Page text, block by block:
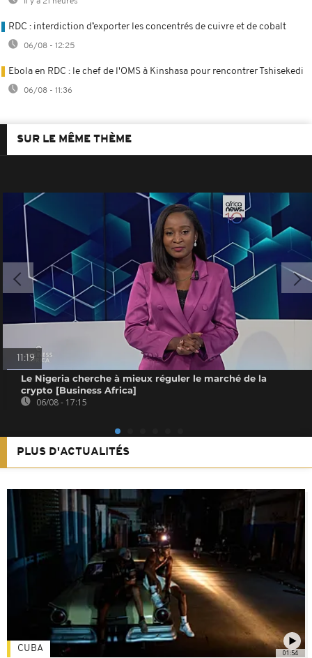
RDC : interdiction d’exporter les concentrés de cuivre et de cobalt
06/08 - 12:25
Ebola en RDC : le chef de l'OMS à Kinshasa pour rencontrer Tshisekedi
06/08 - 11:36
SUR LE MÊME THÈME
11:19
Le Nigeria cherche à mieux réguler le marché de la
crypto [Business Africa]
06/08 - 17:15
PLUS D'ACTUALITÉS
01:54
CUBA